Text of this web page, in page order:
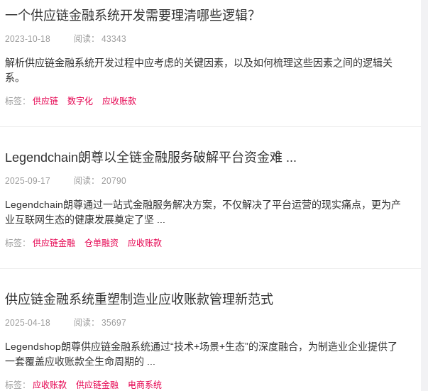
一个供应链金融系统开发需要理清哪些逻辑？
2023-10-18 阅读： 43343
解析供应链金融系统开发过程中应考虑的关键因素，以及如何梳理这些因素之间的逻辑关
系。
标签： 供应链 数字化 应收账款
Legendchain朗尊以全链金融服务破解平台资金难 ...
2025-09-17 阅读： 20790
Legendchain朗尊通过一站式金融服务解决方案，不仅解决了平台运营的现实痛点，更为产
业互联网生态的健康发展奠定了坚 ...
标签： 供应链金融 仓单融资 应收账款
供应链金融系统重塑制造业应收账款管理新范式
2025-04-18 阅读： 35697
Legendshop朗尊供应链金融系统通过“技术+场景+生态”的深度融合，为制造业企业提供了
一套覆盖应收账款全生命周期的 ...
标签： 应收账款 供应链金融 电商系统